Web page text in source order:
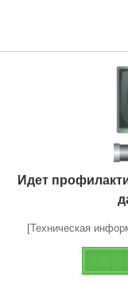
Идет
[Техническая